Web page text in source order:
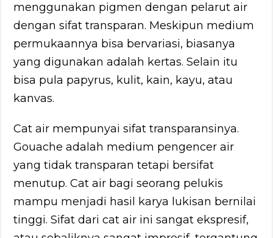
menggunakan pigmen dengan pelarut air
dengan sifat transparan. Meskipun medium
permukaannya bisa bervariasi, biasanya
yang digunakan adalah kertas. Selain itu
bisa pula papyrus, kulit, kain, kayu, atau
kanvas.
Cat air mempunyai sifat transparansinya.
Gouache adalah medium pengencer air
yang tidak transparan tetapi bersifat
menutup. Cat air bagi seorang pelukis
mampu menjadi hasil karya lukisan bernilai
tinggi. Sifat dari cat air ini sangat ekspresif,